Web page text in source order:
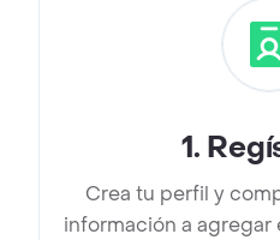
1.
Crea tu perfil y
información a agregar